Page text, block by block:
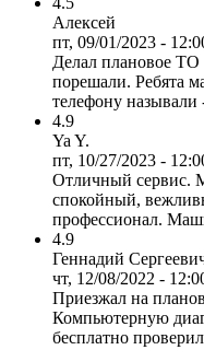
Алексей
пт, 09/01/2023 -
Делал плановое
порешали. Ребята
телефону называли
4.9
Ya Y.
пт, 10/27/2023 -
Отличный сервис.
спокойный,
профессионал.
4.9
Геннадий
чт, 12/08/2022 -
Приезжал на
Компьютерную
бесплатно